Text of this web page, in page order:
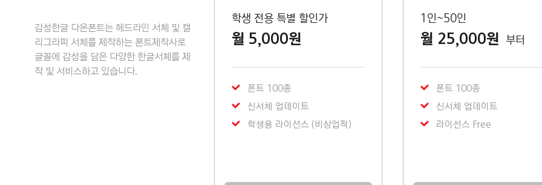
감성한글 다온폰트는 헤드라인 서체 및 캘
리그라피 서체를 제작하는 폰트제작사로
글꼴에 감성을 담은 다양한 한글서체를 제
작 및 서비스하고 있습니다.
학생 전용 특별 할인가
월 5,000원
폰트 100종
신서체 업데이트
학생용 라이선스 (비상업적)
1인~50인
월 25,000원 부터
폰트 100종
신서체 업데이트
라이선스 Free